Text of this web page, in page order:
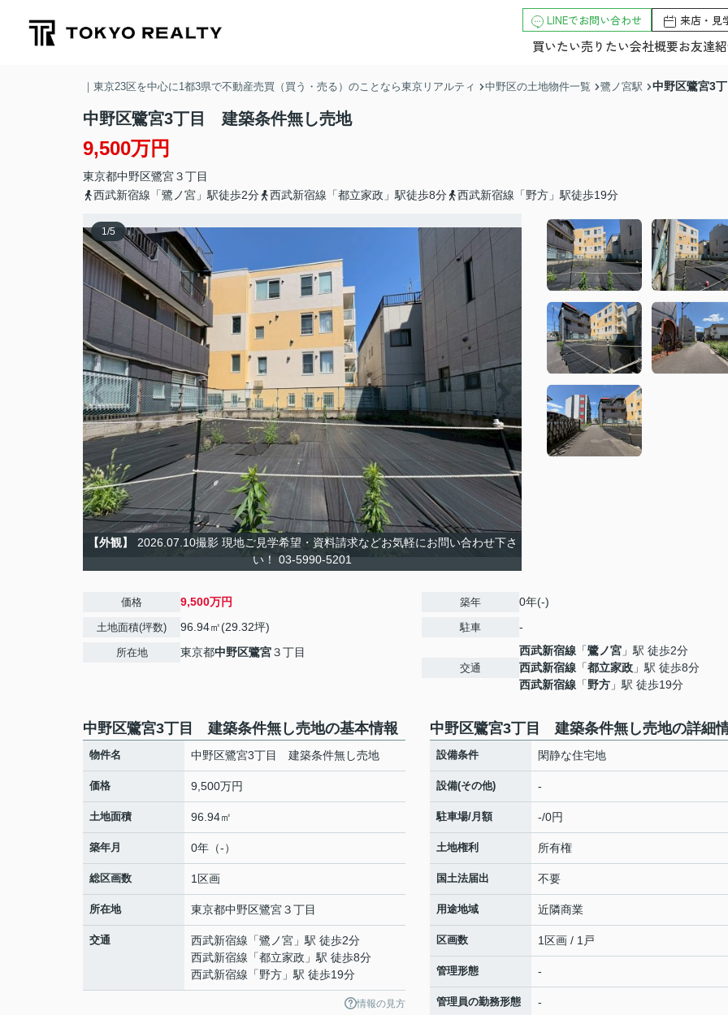
LINEでお問い合わせ 来店・見
買いたい売りたい会社概要お友達
｜東京23区を中心に1都3県で不動産売買（買う・売る）のことなら東京リアルティ 中野区の土地物件一覧 鷺ノ宮駅 中野区鷺宮3
中野区鷺宮3丁目 建築条件無し売地
9,500万円
東京都中野区鷺宮３丁目
西武新宿線「鷺ノ宮」駅徒歩2分
西武新宿線「都立家政」駅徒歩8分 西武新宿線「野方」駅徒歩19分
1/5
【外観】
2026.07.10撮影 現地ご見学希望・資料請求などお気軽にお問い合わせ下さ
い！ 03-5990-5201
価格 9,500万円
土地面積(坪数) 96.94㎡(29.32坪)
所在地 東京都中野区鷺宮３丁目
築年 0年(-)
駐車 -
交通
西武新宿線 「鷺ノ宮 」駅 徒歩2分
西武新宿線 「都立家政 」駅 徒歩8分
西武新宿線 「野方 」駅 徒歩19分
中野区鷺宮3丁目 建築条件無し売地の基本情報
物件名 中野区鷺宮3丁目 建築条件無し売地
価格 9,500万円
土地面積 96.94㎡
築年月 0年（-）
総区画数 1区画
所在地 東京都中野区鷺宮３丁目
交通 西武新宿線 「鷺ノ宮 」駅 徒歩2分
西武新宿線 「都立家政 」駅 徒歩8分
西武新宿線 「野方 」駅 徒歩19分
情報の見方
中野区鷺宮3丁目 建築条件無し売地の詳細
設備条件 閑静な住宅地
設備(その他) -
駐車場/月額 -/0円
土地権利 所有権
国土法届出 不要
用途地域 近隣商業
区画数 1区画 / 1戸
管理形態 -
管理員の勤務形態 -